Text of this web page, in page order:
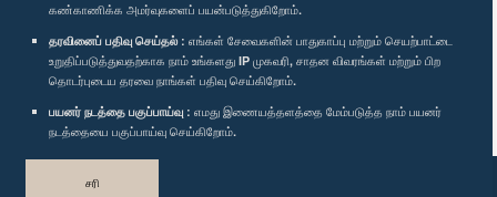
கண்காணிக்க அமர்வுகளைப் பயன்படுத்துகிறோம்.
தரவினைப் பதிவு செய்தல் : எங்கள் சேவைகளின் பாதுகாப்பு மற்றும் செயற்பாட்டை
உறுதிப்படுத்துவதற்காக நாம் உங்களது IP முகவரி, சாதன விவரங்கள் மற்றும் பிற
தொடர்புடைய தரவை நாங்கள் பதிவு செய்கிறோம்.
பயனர் நடத்தை பகுப்பாய்வு : எமது இணையத்தளத்தை மேம்படுத்த நாம் பயனர்
நடத்தையை பகுப்பாய்வு செய்கிறோம்.
சரி
விருதுகள்
தனியுரிமைக் கொள்கை